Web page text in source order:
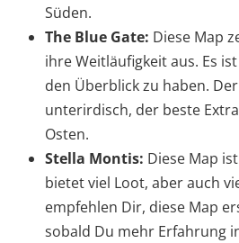
Süden.
The Blue Gate: Diese Map
ihre Weitläufigkeit aus. Es
den Überblick zu haben.
unterirdisch, der beste
Osten.
Stella Montis: Diese Map
bietet viel Loot, aber auch
empfehlen Dir, diese Map
sobald Du mehr Erfahrung